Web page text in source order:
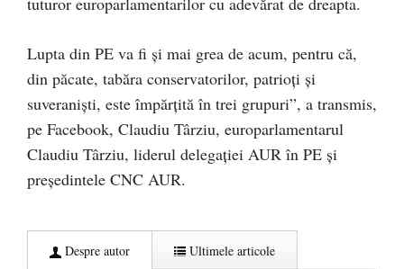
Lupta din PE va fi și mai grea de acum, pentru că,
din păcate, tabăra conservatorilor, patrioți și
suveraniști, este împărțită în trei grupuri”, a transmis,
pe Facebook, Claudiu Târziu, europarlamentarul
Claudiu Târziu, liderul delegației AUR în PE și
președintele CNC AUR.
Despre autor Ultimele articole